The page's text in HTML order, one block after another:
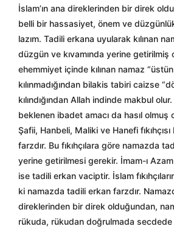
İslam’ın ana direklerinden bir direk
belli bir hassasiyet, önem ve düzgünlük
lazım. Tadili erkana uyularak kılınan
düzgün ve kıvamında yerine getirilmiş
ehemmiyet içinde kılınan namaz
kılınmadığından bilakis tabiri caizse
kılındığından Allah indinde makbul
beklenen ibadet amacı da hasıl olmuş
Şafii, Hanbeli, Maliki ve Hanefi
farzdır. Bu fıkıhçılara göre namazda
yerine getirilmesi gerekir. İmam-ı
ise tadili erkan vaciptir. İslam
ki namazda tadili erkan farzdır.
direklerinden bir direk olduğundan,
rükuda, rükudan doğrulmada